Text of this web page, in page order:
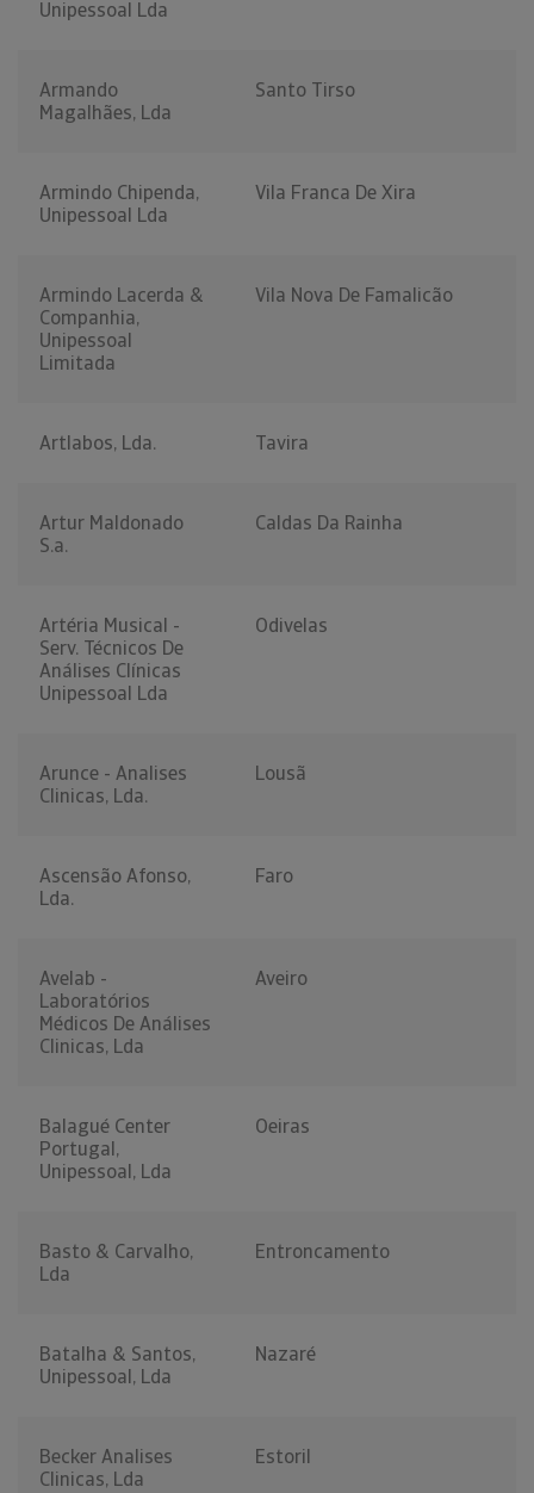
Unipessoal Lda
Armando
Magalhães, Lda
Santo Tirso
Armindo Chipenda,
Unipessoal Lda
Vila Franca De Xira
Armindo Lacerda &
Companhia,
Unipessoal
Limitada
Vila Nova De Famalicão
Artlabos, Lda. Tavira
Artur Maldonado
S.a.
Caldas Da Rainha
Artéria Musical -
Serv. Técnicos De
Análises Clínicas
Unipessoal Lda
Odivelas
Arunce - Analises
Clinicas, Lda.
Lousã
Ascensão Afonso,
Lda.
Faro
Avelab -
Laboratórios
Médicos De Análises
Clinicas, Lda
Aveiro
Balagué Center
Portugal,
Unipessoal, Lda
Oeiras
Basto & Carvalho,
Lda
Entroncamento
Batalha & Santos,
Unipessoal, Lda
Nazaré
Becker Analises
Clinicas, Lda
Estoril